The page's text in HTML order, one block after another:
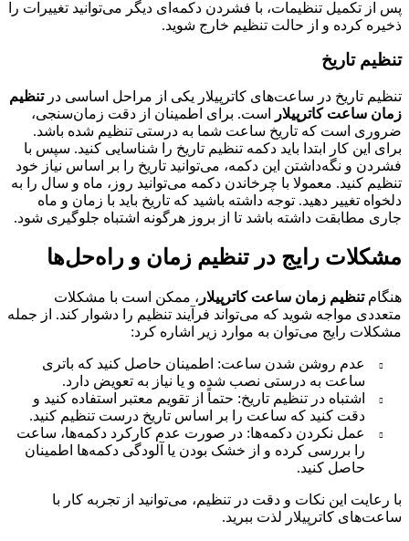
پس از تکمیل تنظیمات، با فشردن دکمه‌ای دیگر می‌توانید تغییرات را
ذخیره کرده و از حالت تنظیم خارج شوید.
تنظیم تاریخ
تنظیم تاریخ در ساعت‌های کاترپیلار یکی از مراحل اساسی درتنظیم
زمان ساعت کاترپیلار
است. برای اطمینان از دقت زمان‌سنجی،
ضروری است که تاریخ ساعت شما به درستی تنظیم شده باشد.
برای این کار ابتدا باید دکمه تنظیم تاریخ را شناسایی کنید. سپس با
فشردن و نگه‌داشتن این دکمه، می‌توانید تاریخ را بر اساس نیاز خود
تنظیم کنید. معمولا با چرخاندن دکمه می‌توانید روز، ماه و سال را به
دلخواه تغییر دهید. توجه داشته باشید که تاریخ باید با زمان و ماه
جاری مطابقت داشته باشد تا از بروز هرگونه اشتباه جلوگیری شود.
مشکلات رایج در تنظیم زمان و راه‌حل‌ها
هنگامتنظیم زمان ساعت کاترپیلار ، ممکن است با مشکلات
متعددی مواجه شوید که می‌تواند فرآیند تنظیم را دشوار کند. از جمله
مشکلات رایج می‌توان به موارد زیر اشاره کرد:
عدم روشن شدن ساعت: اطمینان حاصل کنید که باتری
ساعت به درستی نصب شده و یا نیاز به تعویض دارد.
اشتباه در تنظیم تاریخ: حتماً از تقویم معتبر استفاده کنید و
دقت کنید که ساعت را بر اساس تاریخ درست تنظیم کنید.
عمل نکردن دکمه‌ها: در صورت عدم کارکرد دکمه‌ها، ساعت
را بررسی کرده و از خشک بودن یا آلودگی دکمه‌ها اطمینان
حاصل کنید.
با رعایت این نکات و دقت در تنظیم، می‌توانید از تجربه کار با
ساعت‌های کاترپیلار لذت ببرید.